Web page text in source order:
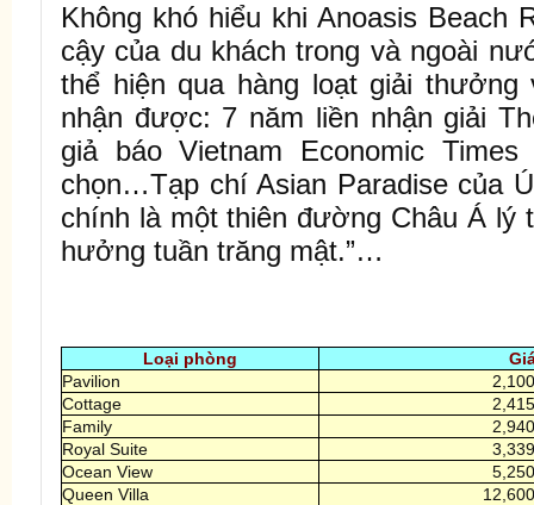
Không khó hiểu khi Anoasis Beach
cậy của du khách trong và ngoài
thể hiện qua hàng loạt giải thưởng
nhận được: 7 năm liền nhận giải
giả báo Vietnam Economic
chọn…Tạp chí Asian Paradise của
chính là một thiên đường Châu Á lý
hưởng tuần trăng mật.”…
Loại phòng
Pavilion
Cottage
Family
Royal Suite
Ocean View
Queen Villa